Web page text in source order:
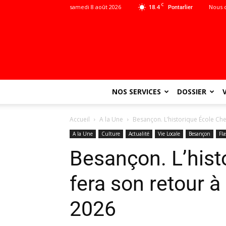
18.4 C Pontarlier
samedi 8 août 2026 Nous
NOS SERVICES DOSSIER
Accueil A la Une Besançon. L’historique École
A la Une Culture Actualité Vie Locale Besançon
Besançon.
fera son retour
2026